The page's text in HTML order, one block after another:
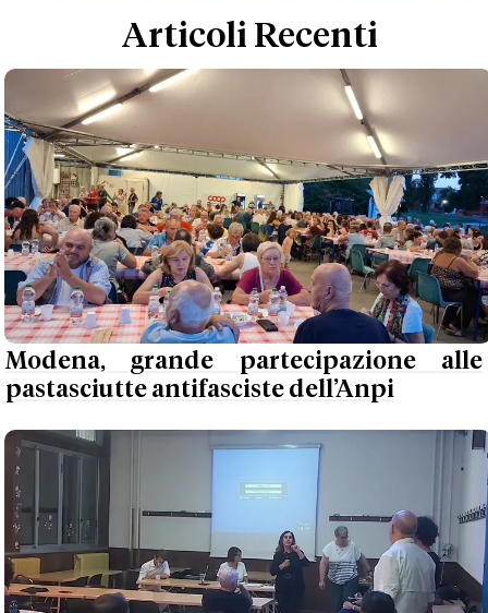
Articoli Recenti
Modena, grande partecipazione alle
pastasciutte antifasciste dell’Anpi